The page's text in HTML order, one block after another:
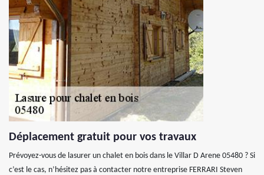
Déplacement gratuit pour vos travaux
Prévoyez-vous de lasurer un chalet en bois dans le Villar D Arene 05480 ? Si
c’est le cas, n’hésitez pas à contacter notre entreprise FERRARI Steven